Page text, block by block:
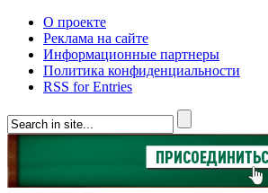
О проекте
Реклама на сайте
Информационные партнеры
Политика конфиденциальности
RSS for Entries